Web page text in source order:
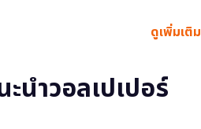
ดูเพิ่มเติม
ะนำวอลเปเปอร์